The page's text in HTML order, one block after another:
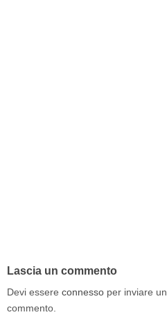
Lascia un commento
Devi essere connesso per inviare un
commento.